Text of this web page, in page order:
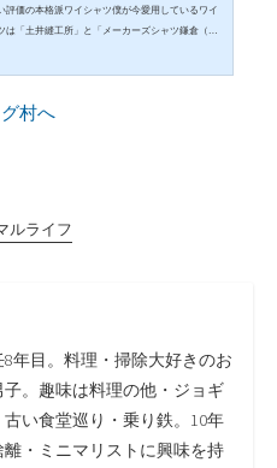
評価の本格派ワイシャツ僕が今愛用しているワイ
「土井縫工所」と「メーカーズシャツ鎌倉（以
安い。結論から言うと、土井縫工所と鎌倉シャ
ルライフ
年目。料理・掃除大好きのお
。趣味は料理の他・ジョギ
い食堂巡り・乗り鉄。10年
・ミニマリストに興味を持